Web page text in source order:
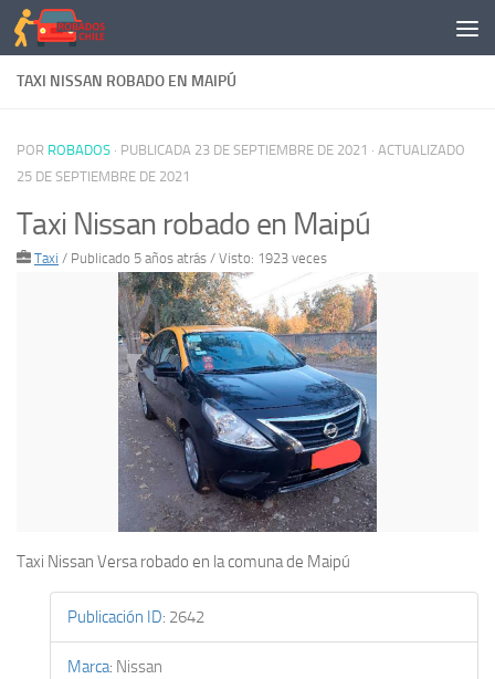
Saltar al contenido
TAXI NISSAN ROBADO EN MAIPÚ
POR ROBADOS · PUBLICADA 23 DE SEPTIEMBRE DE 2021 · ACTUALIZADO
25 DE SEPTIEMBRE DE 2021
Taxi Nissan robado en Maipú
Taxi / Publicado 5 años atrás / Visto: 1923 veces
Taxi Nissan Versa robado en la comuna de Maipú
Publicación ID: 2642
Marca: Nissan